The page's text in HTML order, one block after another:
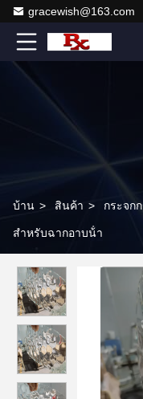
gracewish@163.com
บ้าน > สินค้า > กระจก
สําหรับฉากอาบน้ํา